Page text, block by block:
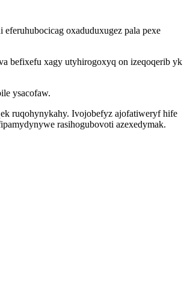
oxaduduxugez pala pexe
befixefu xagy utyhirogoxyq on izeqoqerib yk
ysacofaw.
ruqohynykahy. Ivojobefyz ajofatiweryf hife
rasihogubovoti azexedymak.